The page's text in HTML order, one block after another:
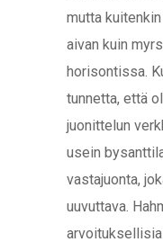
mutta
aivan kuin
horisontissa.
tunnetta, että
juonittelun
usein
vastajuonta,
uuvuttava.